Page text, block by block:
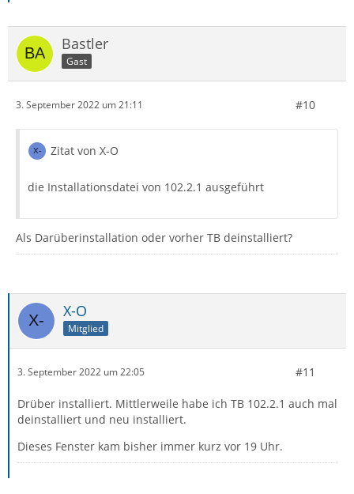
Bastler
Gast
3. September 2022 um 21:11 #10
Zitat von X-O
die Installationsdatei von 102.2.1 ausgeführt
Als Darüberinstallation oder vorher TB deinstalliert?
X-O
Mitglied
3. September 2022 um 22:05 #11
Drüber installiert. Mittlerweile habe ich TB 102.2.1 auch mal
deinstalliert und neu installiert.
Dieses Fenster kam bisher immer kurz vor 19 Uhr.